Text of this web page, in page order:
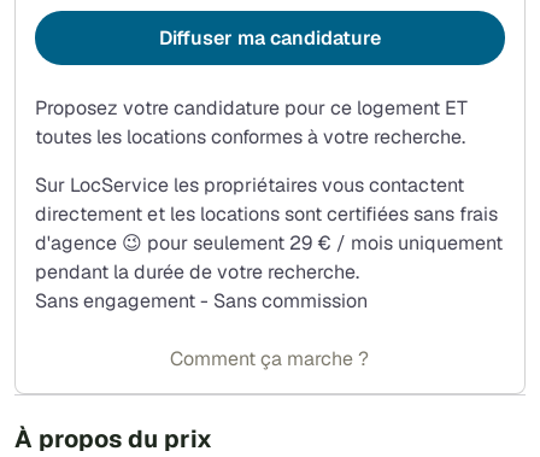
quelques minutes à pied, vous reliant rapidement à La
Défense et au centre de Paris.
Les lignes de tramway et de bus desservent également le
quartier, facilitant vos déplacements quotidiens.
Le chauffage est individuel au gaz.
électricité des parties communes).
À propos du prix
Proposez votre candidature pour ce logement ET
toutes les locations conformes à votre recherche.
Sur LocService les propriétaires vous contactent
directement et les locations sont certifiées sans frais
d'agence 😉 pour seulement 29 € / mois uniquement
pendant la durée de votre recherche.
Sans engagement - Sans commission
Diffuser ma candidature
Comment ça marche ?